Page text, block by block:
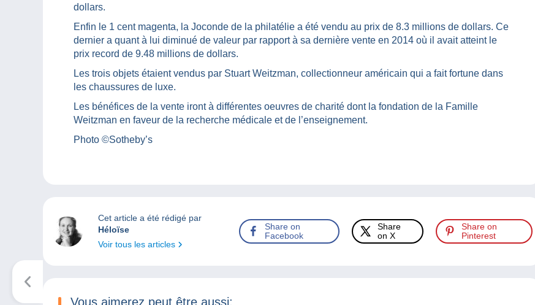
dollars.
Enfin le 1 cent magenta, la Joconde de la philatélie a été vendu au prix de 8.3 millions de dollars. Ce
dernier a quant à lui diminué de valeur par rapport à sa dernière vente en 2014 où il avait atteint le
prix record de 9.48 millions de dollars.
Les trois objets étaient vendus par Stuart Weitzman, collectionneur américain qui a fait fortune dans
les chaussures de luxe.
Les bénéfices de la vente iront à différentes oeuvres de charité dont la fondation de la Famille
Weitzman en faveur de la recherche médicale et de l’enseignement.
Photo ©Sotheby’s
Cet article a été rédigé par
Héloïse
Voir tous les articles
Share on
Facebook
Share
on X
Share on
Pinterest
Vous aimerez peut être aussi: